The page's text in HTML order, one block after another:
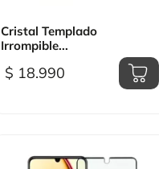
Vista rápida
Cristal Templado
Irrompible...
$ 18.990